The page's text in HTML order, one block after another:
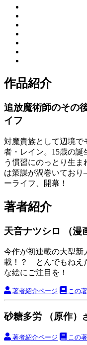
作品紹介
追放魔術師のその
イフ
対魔貴族として辺境で
者・レイン。15歳の
う慣習にのっとり生
は策謀が渦巻いてお
ーライフ、開幕！
著者紹介
天音ナツシロ （漫
今作が初連載の大型
載！？ とんでもねえ
な絵にご注目を！
著者紹介ページ この
砂糖多労 （原作）
著者紹介ページ この